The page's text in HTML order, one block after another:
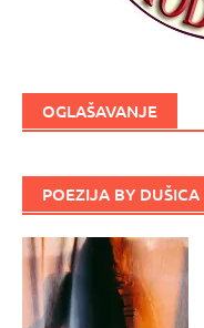
OGLAŠAVANJE
POEZIJA BY DUŠICA